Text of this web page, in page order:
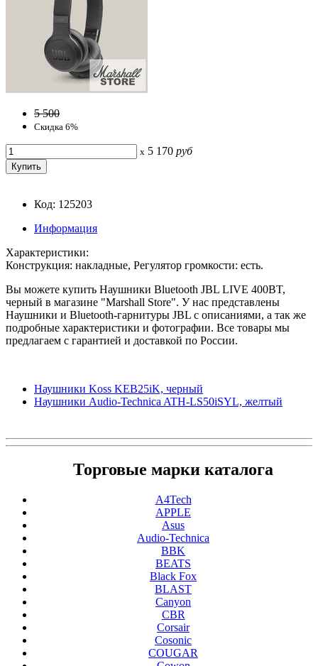
5 500
Скидка 6%
x 5 170 руб
Код: 125203
Информация
Характеристики:
Конструкция: накладные, Регулятор громкости: есть.
Вы можете купить Наушники Bluetooth JBL LIVE 400BT,
черный в магазине "Marshall Store". У нас представлены
Наушники и Bluetooth-гарнитуры JBL с описаниями, а так же
подробные характеристики и фотографии. Все товары мы
предлагаем с гарантией и доставкой по России.
Наушники Koss KEB25iK, черный
Наушники Audio-Technica ATH-LS50iSYL, желтый
Торговые марки каталога
A4Tech
APPLE
Asus
Audio-Technica
BBK
BEATS
Black Fox
BLAST
Canyon
CBR
Corsair
Cosonic
COUGAR